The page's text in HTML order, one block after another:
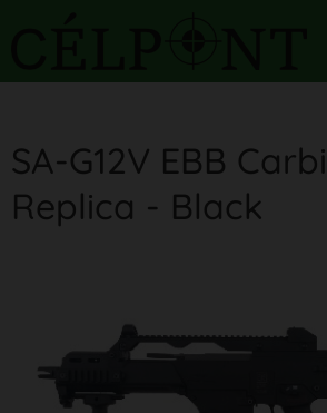
SA-G12V EBB
Replica - Black